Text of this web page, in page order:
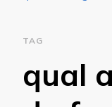
TAG
qual